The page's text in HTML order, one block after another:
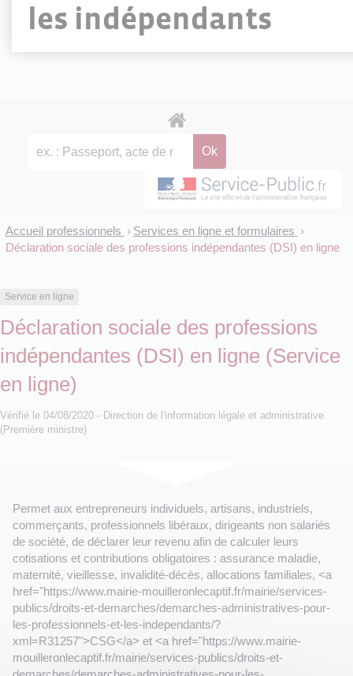
les indépendants
Accueil professionnels > Services en ligne et formulaires >
Déclaration sociale des professions indépendantes (DSI) en ligne
Service en ligne
Déclaration sociale des professions
indépendantes (DSI) en ligne (Service
en ligne)
Vérifié le 04/08/2020 - Direction de l'information légale et administrative
(Première ministre)
Permet aux entrepreneurs individuels, artisans, industriels,
commerçants, professionnels libéraux, dirigeants non salariés
de société, de déclarer leur revenu afin de calculer leurs
cotisations et contributions obligatoires : assurance maladie,
maternité, vieillesse, invalidité-décès, allocations familiales, <a
href="https://www.mairie-mouilleronlecaptif.fr/mairie/services-
publics/droits-et-demarches/demarches-administratives-pour-
les-professionnels-et-les-independants/?
xml=R31257">CSG</a> et <a href="https://www.mairie-
mouilleronlecaptif.fr/mairie/services-publics/droits-et-